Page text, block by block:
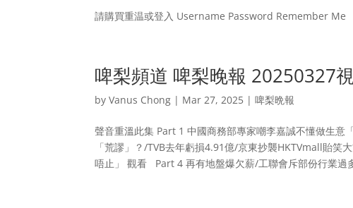
請購買重温或登入 Username Password Remember
啤梨頻道 啤梨晚報 20250327
byVanus Chong | Mar 27, 2025 |啤梨晩報
聲音重溫此集 Part 1 中國商務部專家嘲李嘉誠不懂做生
「荒謬」？/TVB去年虧損4.91億/京東抄襲HKTVmall貽
唔止」 觀看 Part 4 再有地盤爆欠薪/工聯會斥部份行業